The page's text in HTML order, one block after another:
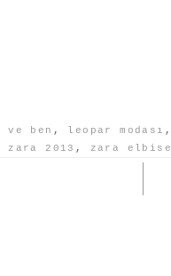
ve ben , leopar modası ,
zara 2013 , zara elbise